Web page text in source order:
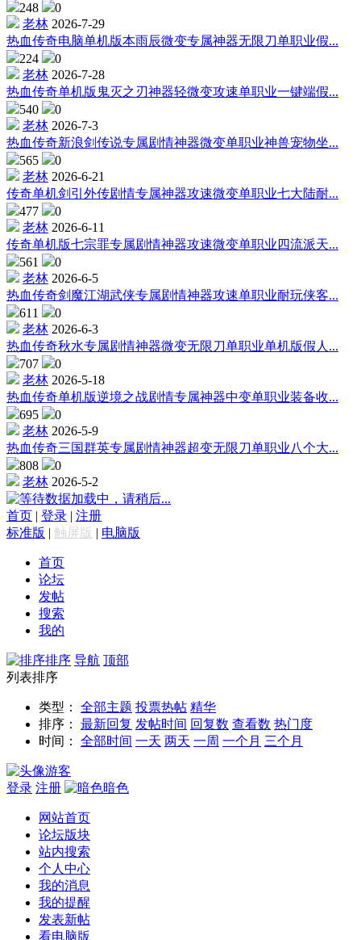
248
0
老林 2026-7-29
热血传奇电脑单机版本雨辰微变专属神器无限刀单职业假...
224
0
老林 2026-7-28
热血传奇单机版鬼灭之刃神器轻微变攻速单职业一键端假...
540
0
老林 2026-7-3
热血传奇新浪剑传说专属剧情神器微变单职业神兽宠物坐...
565
0
老林 2026-6-21
传奇单机剑引外传剧情专属神器攻速微变单职业七大陆耐...
477
0
老林 2026-6-11
传奇单机版七宗罪专属剧情神器攻速微变单职业四流派天...
561
0
老林 2026-6-5
热血传奇剑魔江湖武侠专属剧情神器攻速单职业耐玩侠客...
611
0
老林 2026-6-3
热血传奇秋水专属剧情神器微变无限刀单职业单机版假人...
707
0
老林 2026-5-18
热血传奇单机版逆境之战剧情专属神器中变单职业装备收...
695
0
老林 2026-5-9
热血传奇三国群英专属剧情神器超变无限刀单职业八个大...
808
0
老林 2026-5-2
数据加载中，请稍后...
首页 | 登录 | 注册
标准版 | 触屏版 | 电脑版
首页
论坛
发帖
搜索
我的
排序 导航 顶部
列表排序
类型： 全部主题 投票热帖 精华
排序：
最新回复 发帖时间 回复数 查看数 热门度
时间：
全部时间 一天 两天 一周 一个月 三个月
游客
登录 注册 暗色
网站首页
论坛版块
站内搜索
个人中心
我的消息
我的提醒
发表新帖
看电脑版